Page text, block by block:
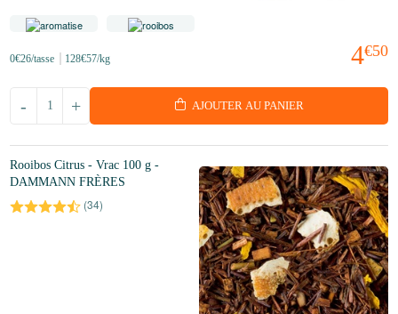
4€50
0€26/tasse 128€57/kg
+
- AJOUTER AU PANIER
Rooibos Citrus - Vrac 100 g -
DAMMANN FRÈRES
(34)